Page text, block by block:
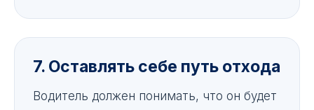
7. Оставлять себе путь отхода
Водитель должен понимать, что он будет